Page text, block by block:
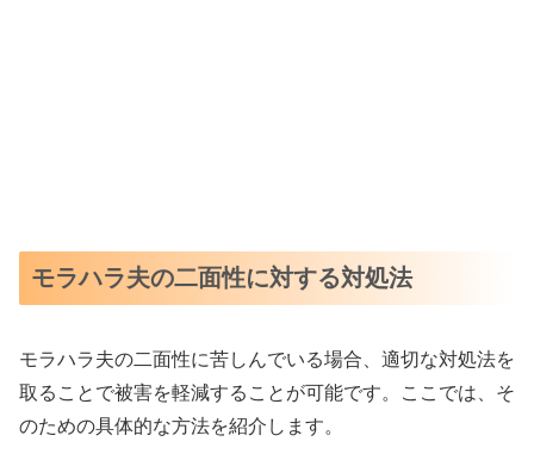
モラハラ夫の二面性に対する対処法
モラハラ夫の二面性に苦しんでいる場合、適切な対処法を
取ることで被害を軽減することが可能です。ここでは、そ
のための具体的な方法を紹介します。